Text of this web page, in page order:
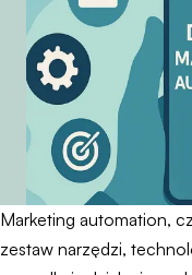
Marketing automation,
zestaw narzędzi,